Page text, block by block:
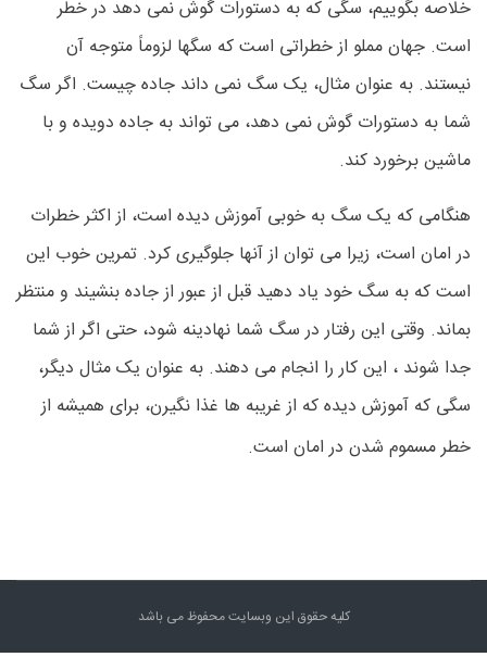
خلاصه بگوییم، سگی که به دستورات گوش نمی دهد در خطر
است. جهان مملو از خطراتی است که سگها لزوماً متوجه آن
نیستند. به عنوان مثال، یک سگ نمی داند جاده چیست. اگر سگ
شما به دستورات گوش نمی دهد، می تواند به جاده دویده و با
ماشین برخورد کند.
هنگامی که یک سگ به خوبی آموزش دیده است، از اکثر خطرات
در امان است، زیرا می توان از آنها جلوگیری کرد. تمرین خوب این
است که به سگ خود یاد دهید قبل از عبور از جاده بنشیند و منتظر
بماند. وقتی این رفتار در سگ شما نهادینه شود، حتی اگر از شما
جدا شوند ، این کار را انجام می دهند. به عنوان یک مثال دیگر،
سگی که آموزش دیده که از غریبه ها غذا نگیرن، برای همیشه از
خطر مسموم شدن در امان است.
کلیه حقوق این وبسایت محفوظ می باشد